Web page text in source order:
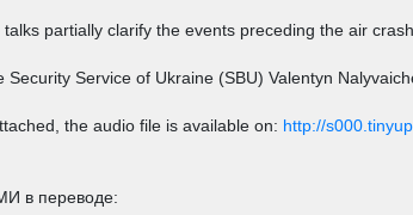
partially clarify the events preceding the air
Service of Ukraine (SBU) Valentyn
the audio file is available on: http://
в переводе: